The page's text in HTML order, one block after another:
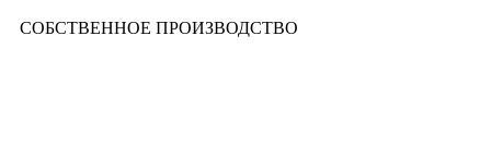
СОБСТВЕННОЕ ПРОИЗВОДСТВО